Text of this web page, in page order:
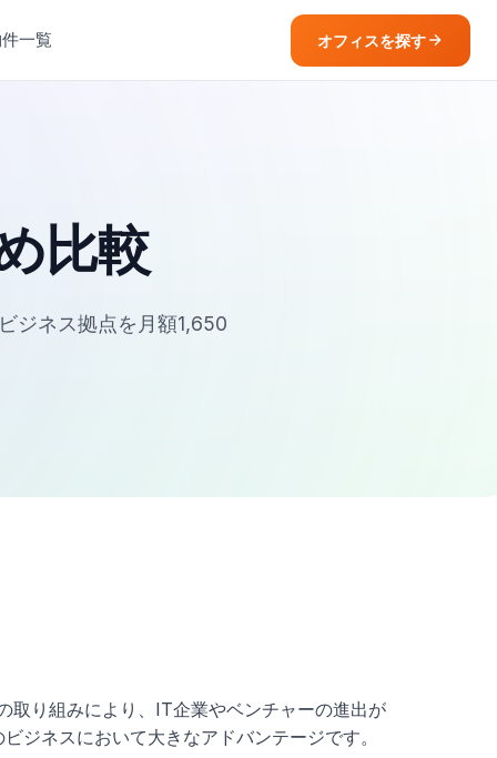
一覧 オフィスを探す
比較
ジネス拠点を月額1,650
取り組みにより、IT企業やベンチャーの進出が
ジネスにおいて大きなアドバンテージです。